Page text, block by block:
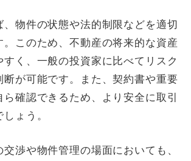
物件の状態や法的制限などを適切
。このため、不動産の将来的な資産
く、一般の投資家に比べてリスク
断が可能です。また、契約書や重要
確認できるため、より安全に取引
ょう。
渉や物件管理の場面においても、